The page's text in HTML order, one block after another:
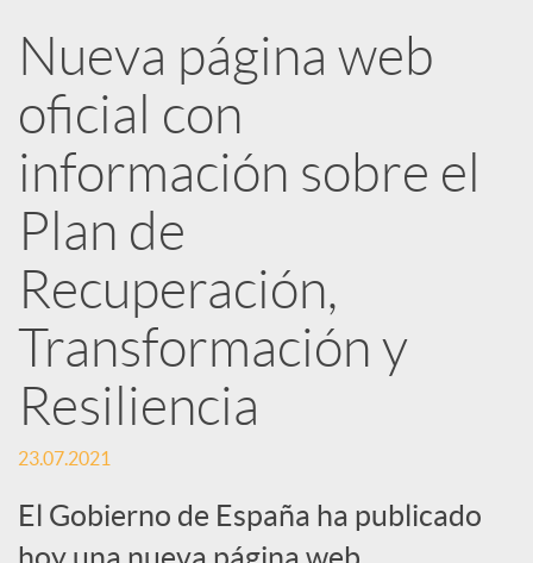
e
d
e
s
S
o
c
Nueva página web
oficial con
información sobre el
Plan de
Recuperación,
Transformación y
Resiliencia
23.07.2021
El Gobierno de España ha publicado